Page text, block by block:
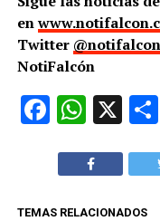
en
Twitter @notifalcon
NotiFalcón
Facebook
X
TEMAS RELACIONADOS